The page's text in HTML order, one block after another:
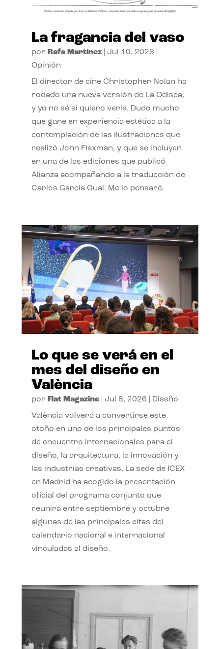
La fragancia del vaso
por Rafa Martínez| Jul 10, 2026
Opinión
El director de cine Christopher Nolan ha
rodado una nueva versión de La Odisea,
y yo no sé si quiero verla. Dudo mucho
que gane en experiencia estética a la
contemplación de las ilustraciones que
realizó John Flaxman, y que se incluyen
en una de las ediciones que publicó
Alianza acompañando a la traducción de
Carlos García Gual. Me lo pensaré.
Lo que se verá en el
mes del diseño en
València
por Flat Magazine| Jul 8, 2026 Diseño
València volverá a convertirse este
otoño en uno de los principales puntos
de encuentro internacionales para el
diseño, la arquitectura, la innovación y
las industrias creativas. La sede de ICEX
en Madrid ha acogido la presentación
oficial del programa conjunto que
reunirá entre septiembre y octubre
algunas de las principales citas del
calendario nacional e internacional
vinculadas al diseño.